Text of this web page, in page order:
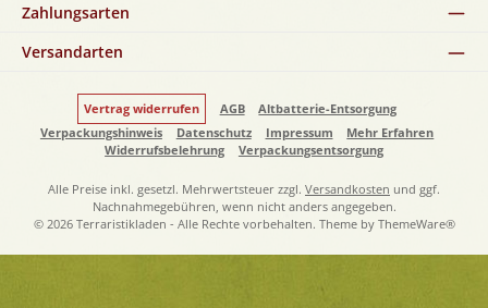
Zahlungsarten
Versandarten
Vertrag widerrufen AGB
Altbatterie-Entsorgung
Verpackungshinweis
Datenschutz Impressum
Mehr Erfahren
Widerrufsbelehrung
Verpackungsentsorgung
Alle Preise inkl. gesetzl. Mehrwertsteuer zzgl. Versandkosten und ggf.
Nachnahmegebühren, wenn nicht anders angegeben.
© 2026 Terraristikladen - Alle Rechte vorbehalten. Theme by ThemeWare®